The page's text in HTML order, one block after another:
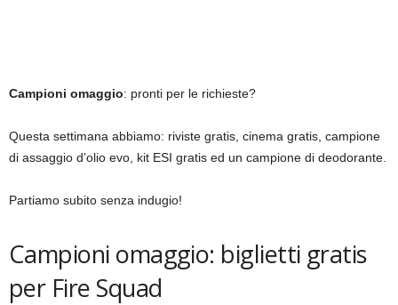
Campioni omaggio: pronti per le richieste?
Questa settimana abbiamo: riviste gratis, cinema gratis, campione
di assaggio d’olio evo, kit ESI gratis ed un campione di deodorante.
Partiamo subito senza indugio!
Campioni omaggio: biglietti gratis
per Fire Squad